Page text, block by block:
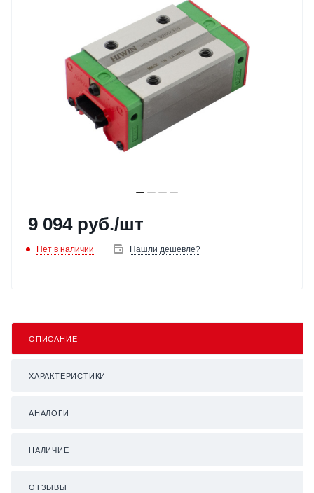
9 094руб./шт
Нет в наличии Нашли дешевле?
ОПИСАНИЕ
ХАРАКТЕРИСТИКИ
АНАЛОГИ
НАЛИЧИЕ
ОТЗЫВЫ